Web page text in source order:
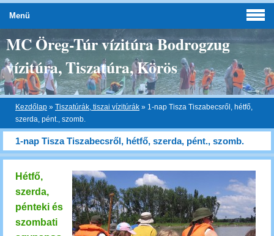
MC Öreg-Túr vízitúra Bodrogzug
vízitúra, Tiszatúra, Körös
Kezdőlap » Tiszatúrák, tiszai vízitúrák » 1-nap Tisza Tiszabecsről, hétfő,
szerda, pént., szomb.
1-nap Tisza Tiszabecsről, hétfő, szerda, pént., szomb.
Hétfő,
szerda,
pénteki és
szombati
Menü